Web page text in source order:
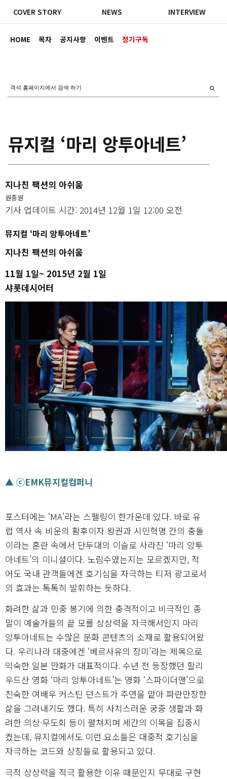
HOME 목차 공지사항 이벤트 정기구독
COVER STORY NEWS INTERVIEW
뮤지컬 ‘마리 앙투아네트’
지나친 팩션의 아쉬움
원종원
기사 업데이트 시간: 2014년 12월 1일 12:00 오전
뮤지컬 ‘마리 앙투아네트’
지나친 팩션의 아쉬움
11월 1일~ 2015년 2월 1일
샤롯데시어터
▲ ⓒEMK뮤지컬컴퍼니
포스터에는 ‘MA’라는 스펠링이 한가운데 있다. 바로 유
럽 역사 속 비운의 황후이자 왕권과 시민혁명 간의 충돌
이라는 혼란 속에서 단두대의 이슬로 사라진 ‘마리 앙투
아네트’의 이니셜이다. 노림수였는지는 모르겠지만, 적
어도 국내 관객들에겐 호기심을 자극하는 티저 광고로서
의 효과는 톡톡히 발휘하는 듯하다.
화려한 삶과 민중 봉기에 의한 충격적이고 비극적인 종
말이 예술가들의 끝 모를 상상력을 자극해서인지 마리
앙투아네트는 수많은 문화 콘텐츠의 소재로 활용되어왔
다. 우리나라 대중에겐 ‘베르사유의 장미’라는 제목으로
익숙한 일본 만화가 대표적이다. 수년 전 등장했던 할리
우드산 영화 ‘마리 앙투아네트’는 영화 ‘스파이더맨’으로
친숙한 여배우 커스틴 던스트가 주연을 맡아 파란만장한
삶을 그려내기도 했다. 특히 사치스러운 궁중 생활과 화
려한 의상·무도회 등이 펼쳐지며 세간의 이목을 집중시
켰는데, 뮤지컬에서도 이런 요소들은 대중적 호기심을
자극하는 코드와 상징들로 활용되고 있다.
극적 상상력을 적극 활용한 이유 때문인지 무대로 구현